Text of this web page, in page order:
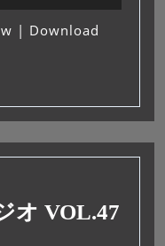
| Download
オ VOL.47